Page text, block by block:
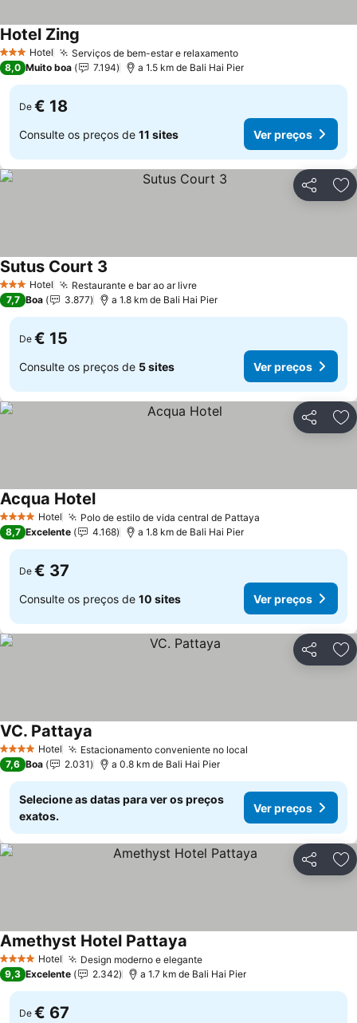
3 EstrelasHotel Serviços de bem-estar e relaxamentoVer preços
Hotel Zing
8,0 Muito boa 7.194 a 1.5 km de Bali Hai Pier
De € 18
Consulte os preços de 11 sites Ver preços
Partilhar
3 EstrelasHotel Restaurante e bar ao ar livreVer preços
Sutus Court 3
7,7 Boa 3.877 a 1.8 km de Bali Hai Pier
De € 15
Consulte os preços de 5 sites Ver preços
Partilhar
4 EstrelasHotel Polo de estilo de vida central de Pattaya
Acqua HotelVer preços
8,7 Excelente 4.168 a 1.8 km de Bali Hai Pier
De € 37
Consulte os preços de 10 sites Ver preços
Partilhar
4 EstrelasHotel Estacionamento conveniente no local
VC. Pattaya
7,6 Boa 2.031 a 0.8 km de Bali Hai Pier
Selecione as datas para ver os preços
exatos.
Ver preços
Partilhar
4 EstrelasHotel Design moderno e eleganteVer preços
Amethyst Hotel Pattaya
9,3 Excelente 2.342 a 1.7 km de Bali Hai Pier
De € 67